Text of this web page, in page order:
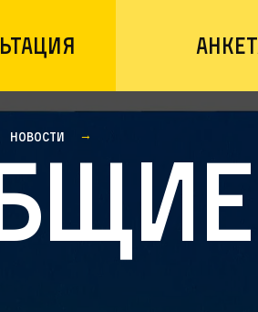
Новости